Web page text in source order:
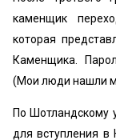
каменщик
которая
Каменщика.
(Мои люди нашли
По Шотландскому
для вступления в